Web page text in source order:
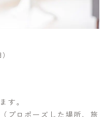
す。
プロポーズした場所、旅